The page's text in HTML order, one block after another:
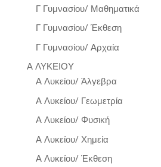
Γ Γυμνασίου/ Μαθηματικά
Γ Γυμνασίου/ Έκθεση
Γ Γυμνασίου/ Αρχαία
Α ΛΥΚΕΙΟΥ
Α Λυκείου/ Άλγεβρα
Α Λυκείου/ Γεωμετρία
Α Λυκείου/ Φυσική
Α Λυκείου/ Χημεία
Α Λυκείου/ Έκθεση